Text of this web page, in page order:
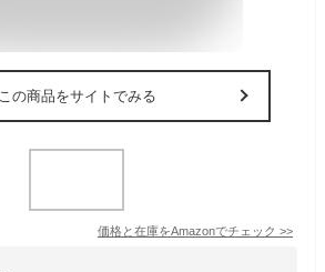
この商品をサイトでみる
価格と在庫をAmazonでチェック >>